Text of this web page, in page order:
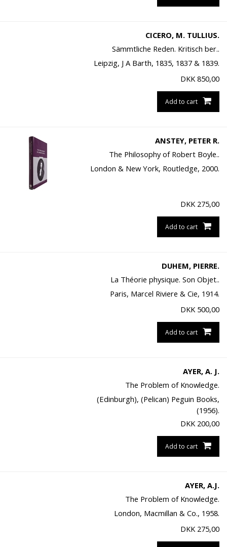
CICERO, M. TULLIUS.
Sämmtliche Reden. Kritisch ber..
Leipzig, J A Barth, 1835, 1837 & 1839.
DKK 850,00
Add to cart
ANSTEY, PETER R.
The Philosophy of Robert Boyle..
London & New York, Routledge, 2000.
DKK 275,00
Add to cart
DUHEM, PIERRE.
La Théorie physique. Son Objet..
Paris, Marcel Riviere & Cie, 1914.
DKK 500,00
Add to cart
AYER, A. J.
The Problem of Knowledge.
(Edinburgh), (Pelican) Peguin Books,
(1956).
DKK 200,00
Add to cart
AYER, A.J.
The Problem of Knowledge.
London, Macmillan & Co., 1958.
DKK 275,00